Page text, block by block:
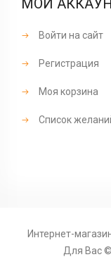
МОЙ
Войти на сайт
Регистрация
Моя корзина
Список
Интернет-
Для Вас